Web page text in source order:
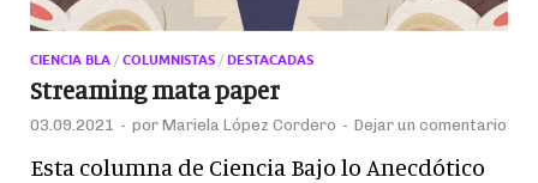
CIENCIA BLA / COLUMNISTAS / DESTACADAS
Streaming mata paper
03.09.2021 - por Mariela López Cordero - Dejar un comentario
Esta columna de Ciencia Bajo lo Anecdótico